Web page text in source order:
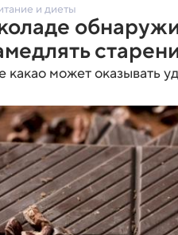
и диеты
может оказывать